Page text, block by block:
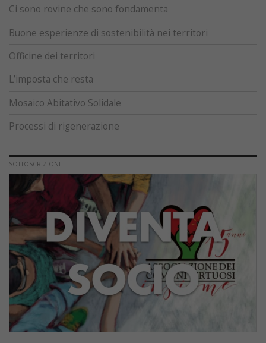
Ci sono rovine che sono fondamenta
Buone esperienze di sostenibilità nei territori
Officine dei territori
L’imposta che resta
Mosaico Abitativo Solidale
Processi di rigenerazione
SOTTOSCRIZIONI